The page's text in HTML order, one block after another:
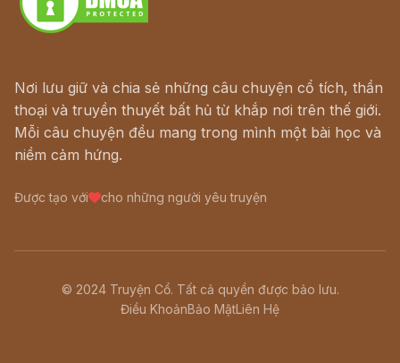
Nơi lưu giữ và chia sẻ những câu chuyện cổ tích, thần
thoại và truyền thuyết bất hủ từ khắp nơi trên thế giới.
Mỗi câu chuyện đều mang trong mình một bài học và
niềm cảm hứng.
Được tạo với cho những người yêu truyện
© 2024 Truyện Cổ. Tất cả quyền được bảo lưu.
Điều KhoảnBảo MậtLiên Hệ